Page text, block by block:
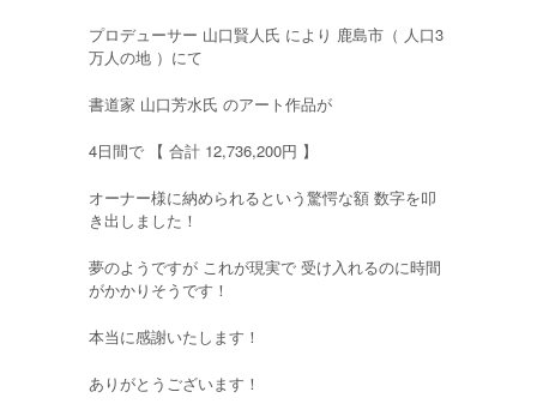
プロデューサー 山口賢人氏 により 鹿島市（ 人口3
万人の地 ）にて
書道家 山口芳水氏 のアート作品が
4日間で 【 合計 12,736,200円 】
オーナー様に納められるという驚愕な額 数字を叩
き出しました！
夢のようですが これが現実で 受け入れるのに時間
がかかりそうです！
本当に感謝いたします！
ありがとうございます！